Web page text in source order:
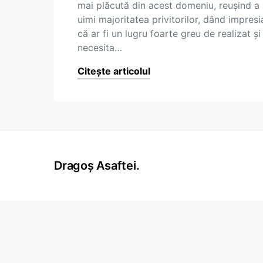
mai plăcută din acest domeniu, reuşind a
uimi majoritatea privitorilor, dând
că ar fi un lugru foarte greu de realizat şi
necesita…
Citește articolul
Dragoș Asaftei.